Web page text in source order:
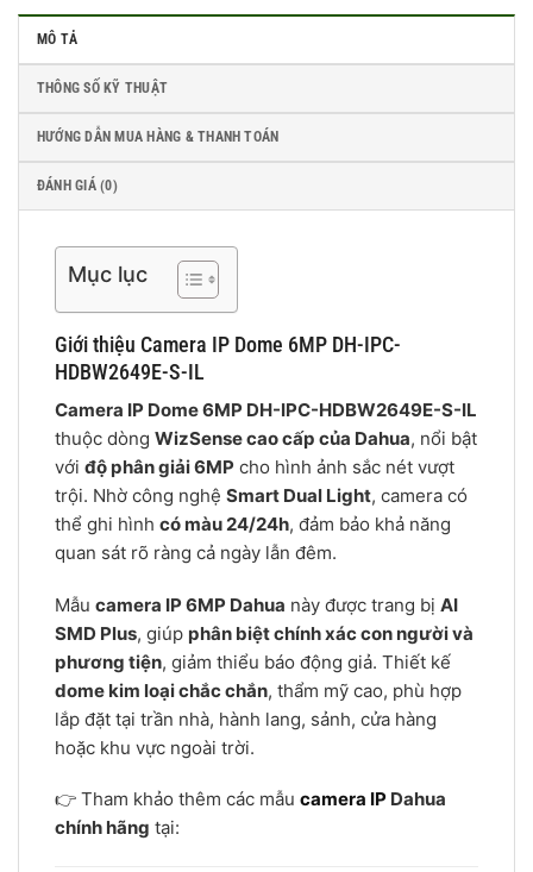
MÔ TẢ
THÔNG SỐ KỸ THUẬT
HƯỚNG DẪN MUA HÀNG & THANH TOÁN
ĐÁNH GIÁ (0)
Mục lục
Giới thiệu Camera IP Dome 6MP DH-IPC-
HDBW2649E-S-IL
Camera IP Dome 6MP DH-IPC-HDBW2649E-S-IL
thuộc dòng WizSense cao cấp của Dahua, nổi bật
với độ phân giải 6MP cho hình ảnh sắc nét vượt
trội. Nhờ công nghệ Smart Dual Light, camera có
thể ghi hình có màu 24/24h, đảm bảo khả năng
quan sát rõ ràng cả ngày lẫn đêm.
Mẫu camera IP 6MP Dahua này được trang bị AI
SMD Plus, giúp phân biệt chính xác con người và
phương tiện, giảm thiểu báo động giả. Thiết kế
dome kim loại chắc chắn, thẩm mỹ cao, phù hợp
lắp đặt tại trần nhà, hành lang, sảnh, cửa hàng
hoặc khu vực ngoài trời.
👉 Tham khảo thêm các mẫu camera IP Dahua
chính hãng tại: